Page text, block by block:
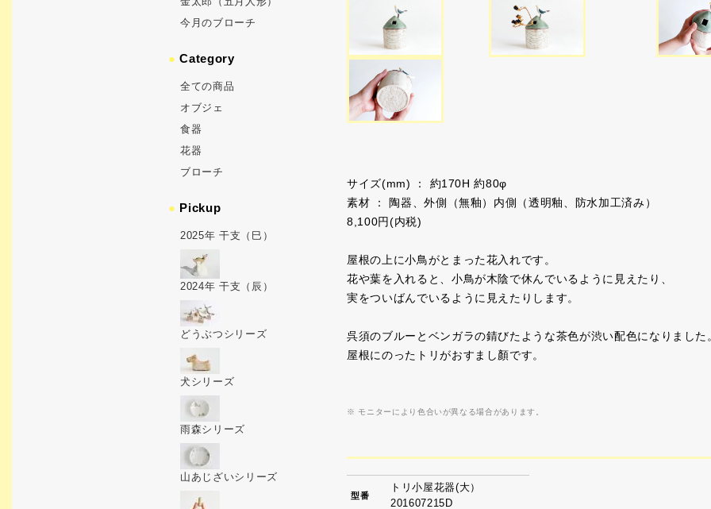
サイズ(mm) ： 約170H 約80φ
素材 ： 陶器、外側（無釉）内側（透明釉、防水加工済み）
8,100円(内税)
屋根の上に小鳥がとまった花入れです。
花や葉を入れると、小鳥が木陰で休んでいるように見えたり、
実をついばんでいるように見えたりします。
呉須のブルーとベンガラの錆びたような茶色が渋い配色になりました
屋根にのったトリがおすまし顏です。
※ モニターにより色合いが異なる場合があります。
型番
トリ小屋花器(大）
201607215D
今月のブローチ
●Category
全ての商品
オブジェ
食器
花器
ブローチ
● Pickup
2025年 干支（巳）
2024年 干支（辰）
どうぶつシリーズ
犬シリーズ
雨森シリーズ
山あじざいシリーズ